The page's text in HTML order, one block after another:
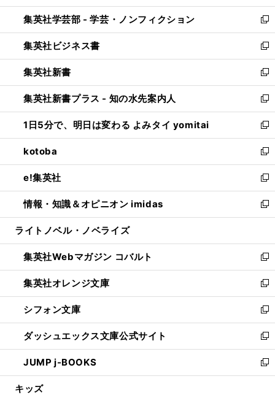
開
く
ウ
で
開
く
ン
ド
ウ
で
開
く
ウ
ィ
ン
ド
ウ
で
開
く
集英社学芸部 - 学芸・ノンフィクション
新
し
い
ウ
ィ
ン
ド
ウ
で
開
く
集英社ビジネス書
新
し
い
ウ
ィ
ン
ド
ウ
で
開
く
集英社新書
新
し
い
ウ
ィ
ン
ド
ウ
で
開
く
集英社新書プラス - 知の水先案内人
新
し
い
ウ
ィ
ン
ド
ウ
で
開
1日5分で、明日は変わる よみタイ yomitai
新
し
い
ウ
ィ
ン
ド
ウ
開
く
kotoba
新
し
い
ウ
ィ
ン
ウ
で
開
く
e!集英社
新
し
い
ウ
ン
ド
ウ
で
開
く
情報・知識＆オピニオン imidas
新
し
ウ
ィ
ン
ド
ウ
で
開
く
ライトノベル・ノベライズ
集英社Webマガジン コバルト
新
し
い
ウ
ィ
ン
ド
ウ
で
開
集英社オレンジ文庫
新
し
い
ウ
ィ
ン
ド
ウ
シフォン文庫
新
し
い
ウ
ィ
ン
ダッシュエックス文庫公式サイト
新
し
い
ウ
JUMP j-BOOKS
新
し
キッズ